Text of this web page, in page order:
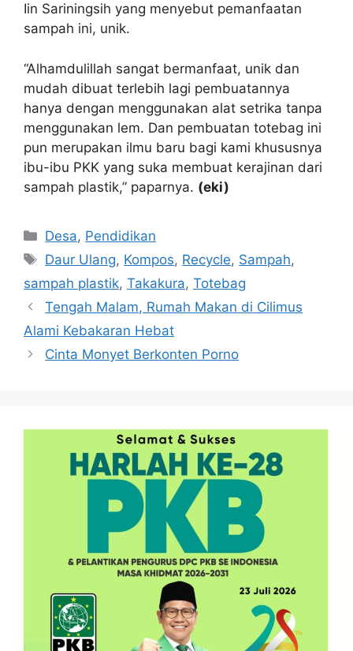
Iin Sariningsih yang menyebut pemanfaatan
sampah ini, unik.
“Alhamdulillah sangat bermanfaat, unik dan
mudah dibuat terlebih lagi pembuatannya
hanya dengan menggunakan alat setrika tanpa
menggunakan lem. Dan pembuatan totebag ini
pun merupakan ilmu baru bagi kami khususnya
ibu-ibu PKK yang suka membuat kerajinan dari
sampah plastik,” paparnya. (eki)
Kategori
Desa, Pendidikan
Tag
Daur Ulang, Kompos, Recycle, Sampah,
sampah plastik, Takakura, Totebag
Tengah Malam, Rumah Makan di Cilimus
Alami Kebakaran Hebat
Cinta Monyet Berkonten Porno